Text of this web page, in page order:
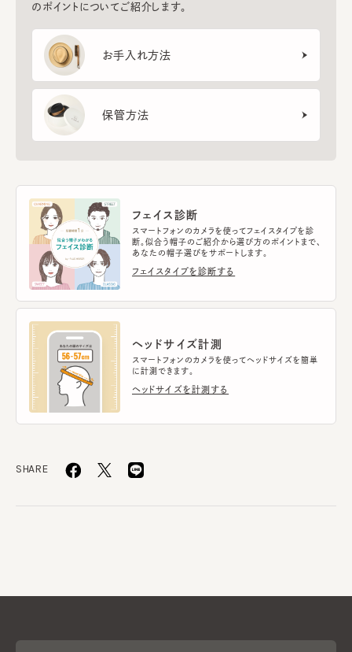
のポイントについてご紹介します。
お手入れ方法
保管方法
フェイス診断
スマートフォンのカメラを使ってフェイスタイプを診
断。似合う帽子のご紹介から選び方のポイントまで、
あなたの帽子選びをサポートします。
フェイスタイプを診断する
ヘッドサイズ計測
スマートフォンのカメラを使ってヘッドサイズを簡単
に計測できます。
ヘッドサイズを計測する
SHARE